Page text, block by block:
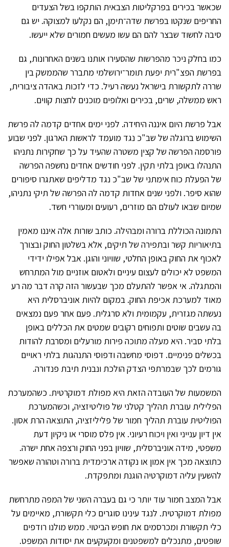
שכאשר בכירים בפרקליטות הצבאית הותקפו בשל הצעדים
החריפים שנקטו בפרשת שדה־תימן, הם נקלעו למצוקה. יש גם
סיבה לחשוד שבצר להם הם עשו מעשים חמורים שלא ייעשו.
כמו בחלק ניכר מהפרשות שהסעירו אותנו בשנים האחרונות, גם
בפרשת הפצ"רית יפעת תומר־ירושלמי מתברר שהממשק בין
שררה לתקשורת בישראל נעשה רעיל. כדי לזכות באהדה ציבורית,
ראש ממשלה, שרים, בכירים ואלופים מוכנים לחצות קווים.
אבל פרשת היום איננה היחידה. לפני ימים אחדים קדמה לה פרשת
השימוש ברוגלה של שב"כ נגד מועמד לראשות הארגון. לפני שבוע
פורסמה הפרשה של קצין משטרה שהעיד על כך שחקירות נתניהו
התנהלו באופן בלתי תקין. לפני חודשים אחדים נחשפה הפרשה
של הפעלת כוח אימתני של שב"כ נגד מדליפים שאתגרו סיפורים
שהוא סיפר. ולפני שנים אחדות קדמה לה הפרשה של תיקי נתניהו,
שמיום שבאו לעולם הם מוזרים, רעועים ומעוררי חשד.
התמונה הכוללת ברורה ומבהילה. כותב שורות אלה איננו מאמין
בתיאוריות קשר ובתפירה של תיקים, אלא בשלטון החוק ובצורך
לאכוף את החוק באופן החלטי, שוויוני והוגן. אבל אפילו ידידי
המשפט לא יכולים לעצום עיניים ולאטום אוזניים מול המתרחש
והמתגלה. אי אפשר להתעלם מכך שבעשור הזה קרה דבר מה רע
מאוד למערכת אכיפת החוק. במקום להיות אוניברסלית היא
נעשתה מגזרית, עקמומית ולא סרגלית. פעם אחר פעם נמצאים
בה עשבים שוטים ותפוחים רקובים שמטים את הכללים באופן
בלתי סביר. היא מעלה מתוכה פירות מורעלים ומסרבת להודות
בכשלים פנימיים. דפוסי מחשבה ודפוסי התנהגות בלתי ראויים
גורמים לכך שבמרתפי הצדק הולכת ונבנית תיבת פנדורה.
המשמעות של העובדה הזאת היא מפולת דמוקרטית. כשהמערכת
הפלילית עוברת תהליך קטלני של פוליטיזציה, וכשהמערכת
הפוליטית עוברת תהליך חמור של פליליזציה, התוצאה הרת אסון.
אין דיון ענייני ואין ויכוח רעיוני. אין פלס מוסרי או ניקיון דעת
משפטי, מידה אוניברסלית, שוויון בפני החוק ורצפה אחת ישרה.
כתוצאה מכך אין אמון או נקודה ארכימדית ברורה וטהורה שאפשר
להשעין עליה דמוקרטיה הוגנת ומתפקדת.
אבל המצב חמור עוד יותר כי גם בעברה השני של המפה מתרחשת
מפולת דמוקרטית. לנגד עינינו סוגרים כלי תקשורת, מאיימים על
כלי תקשורת ומכרסמים את חופש הביטוי. ממש מולנו רודפים
שופטים, מתנכלים למשפטנים ומקעקעים את יסודות המשפט.